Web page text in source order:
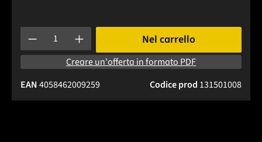
Quantità del prodotto: inserisci la quantità desiderata o
Nel carrello
Creare un'offerta in formato PDF
Codice prod 131501008
EAN4058462009259